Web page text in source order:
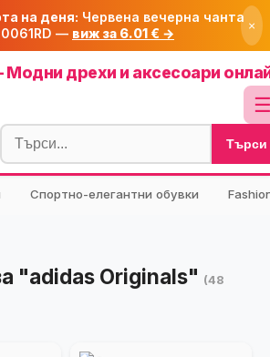
на деня: Червена вечерна чанта
— виж за 6.01 € → ×
дрехи и аксесоари
Начало
🔥 Намаления
🧮 Калкулатори
🎟️ Купони
Търси
Спортно-елегантни обувки
"adidas Originals" (48